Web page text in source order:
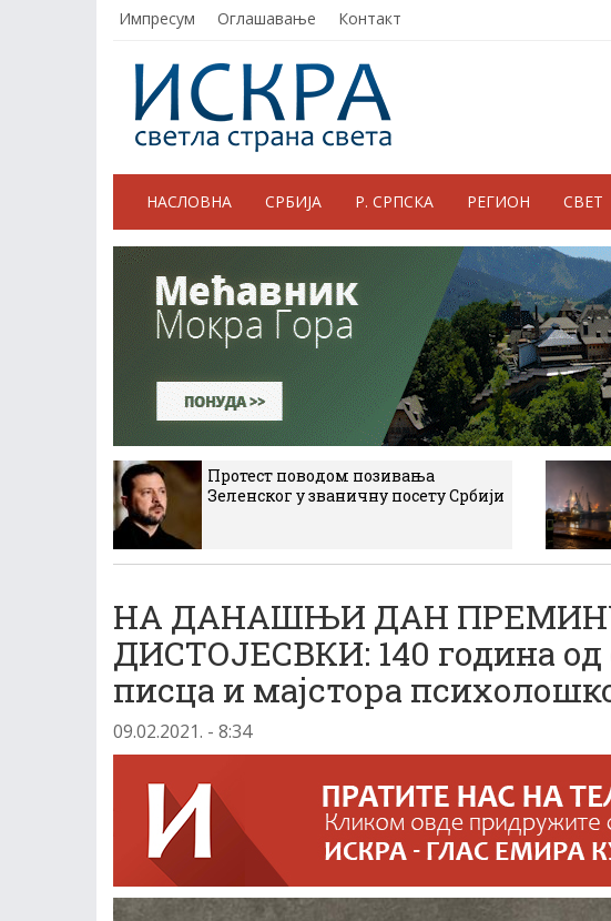
Импресум Оглашавање Контакт
НАСЛОВНА СРБИЈА Р. СРПСКА РЕГИОН СВЕТ
Протест поводом позивања
Зеленског у званичну посету Србији
НА ДАНАШЊИ ДАН
ДИСТОЈЕСВКИ: 140 година од
писца и мајстора
09.02.2021. - 8:34